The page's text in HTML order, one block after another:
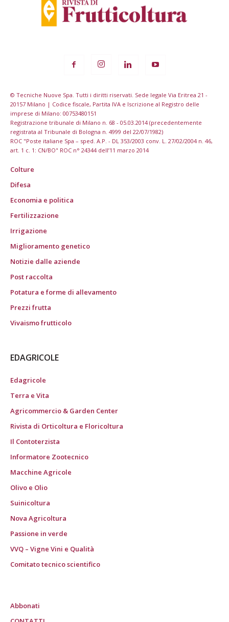
© Tecniche Nuove Spa. Tutti i diritti riservati. Sede legale Via Eritrea 21 -
20157 Milano | Codice fiscale, Partita IVA e Iscrizione al Registro delle
imprese di Milano: 00753480151
Registrazione tribunale di Milano n. 68 - 05.03.2014 (precedentemente
registrata al Tribunale di Bologna n. 4999 del 22/07/1982)
ROC "Poste italiane Spa – sped. A.P. - DL 353/2003 conv. L. 27/02/2004 n. 46,
art. 1 c. 1: CN/BO" ROC n° 24344 dell’11 marzo 2014
Colture
Difesa
Economia e politica
Fertilizzazione
Irrigazione
Miglioramento genetico
Notizie dalle aziende
Post raccolta
Potatura e forme di allevamento
Prezzi frutta
Vivaismo frutticolo
EDAGRICOLE
Edagricole
Terra e Vita
Agricommercio & Garden Center
Rivista di Orticoltura e Floricoltura
Il Contoterzista
Informatore Zootecnico
Macchine Agricole
Olivo e Olio
Suinicoltura
Nova Agricoltura
Passione in verde
VVQ – Vigne Vini e Qualità
Comitato tecnico scientifico
Abbonati